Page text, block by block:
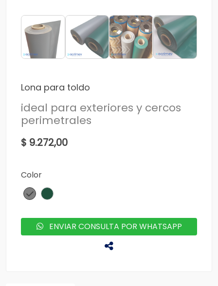
Lona para toldo
ideal para exteriores y cercos
perimetrales
$ 9.272,00
Color
ENVIAR CONSULTA POR WHATSAPP